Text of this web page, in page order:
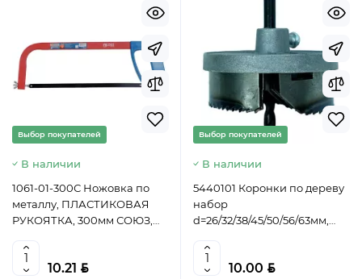
Выбор покупателей
В наличии
1061-01-300С Ножовка по
металлу, ПЛАСТИКОВАЯ
РУКОЯТКА, 300мм СОЮЗ,
10.21 BYN
Выбор покупателей
В наличии
5440101 Коронки по дереву
набор
d=26/32/38/45/50/56/63мм,
Sturm! 4603010059851 (CN)
10.00 BYN